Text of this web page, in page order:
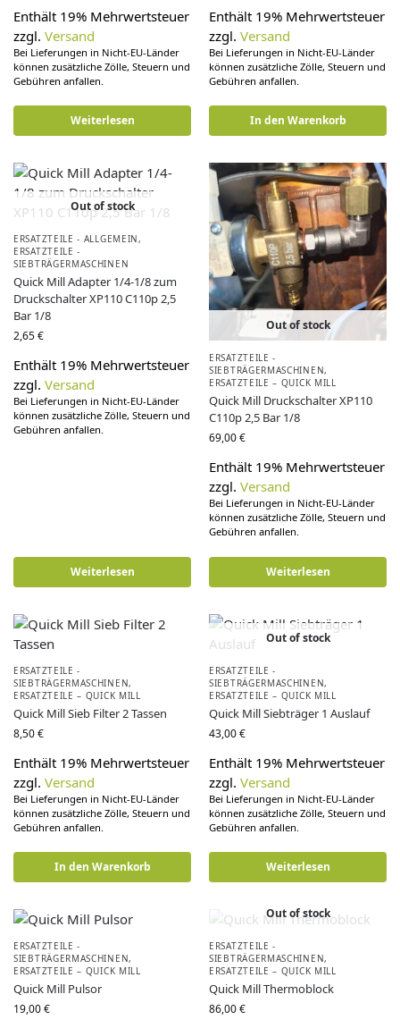
Enthält 19% Mehrwertsteuer
zzgl. Versand
Bei Lieferungen in Nicht-EU-Länder
können zusätzliche Zölle, Steuern und
Gebühren anfallen.
Weiterlesen
Enthält 19% Mehrwertsteuer
zzgl. Versand
Bei Lieferungen in Nicht-EU-Länder
können zusätzliche Zölle, Steuern und
Gebühren anfallen.
In den Warenkorb
Out of stock
ERSATZTEILE - ALLGEMEIN,
ERSATZTEILE -
SIEBTRÄGERMASCHINEN
Quick Mill Adapter 1/4-1/8 zum
Druckschalter XP110 C110p 2,5
Bar 1/8
2,65€
Enthält 19% Mehrwertsteuer
zzgl. Versand
Bei Lieferungen in Nicht-EU-Länder
können zusätzliche Zölle, Steuern und
Gebühren anfallen.
Weiterlesen
Out of stock
ERSATZTEILE -
SIEBTRÄGERMASCHINEN,
ERSATZTEILE – QUICK MILL
Quick Mill Druckschalter XP110
C110p 2,5 Bar 1/8
69,00€
Enthält 19% Mehrwertsteuer
zzgl. Versand
Bei Lieferungen in Nicht-EU-Länder
können zusätzliche Zölle, Steuern und
Gebühren anfallen.
Weiterlesen
ERSATZTEILE -
SIEBTRÄGERMASCHINEN,
ERSATZTEILE – QUICK MILL
Quick Mill Sieb Filter 2 Tassen
8,50€
Enthält 19% Mehrwertsteuer
zzgl. Versand
Bei Lieferungen in Nicht-EU-Länder
können zusätzliche Zölle, Steuern und
Gebühren anfallen.
In den Warenkorb
Out of stock
ERSATZTEILE -
SIEBTRÄGERMASCHINEN,
ERSATZTEILE – QUICK MILL
Quick Mill Siebträger 1 Auslauf
43,00€
Enthält 19% Mehrwertsteuer
zzgl. Versand
Bei Lieferungen in Nicht-EU-Länder
können zusätzliche Zölle, Steuern und
Gebühren anfallen.
Weiterlesen
ERSATZTEILE -
SIEBTRÄGERMASCHINEN,
ERSATZTEILE – QUICK MILL
Quick Mill Pulsor
19,00€
Out of stock
ERSATZTEILE -
SIEBTRÄGERMASCHINEN,
ERSATZTEILE – QUICK MILL
Quick Mill Thermoblock
86,00€